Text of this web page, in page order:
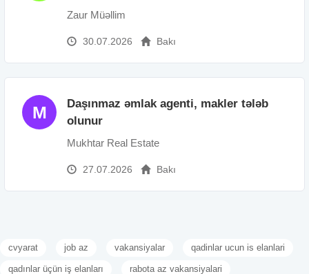
Zaur Müəllim
30.07.2026 Bakı
M
Daşınmaz əmlak agenti, makler tələb
olunur
Mukhtar Real Estate
27.07.2026 Bakı
cvyarat job az vakansiyalar qadinlar ucun is elanlari
qadınlar üçün iş elanları rabota az vakansiyalari